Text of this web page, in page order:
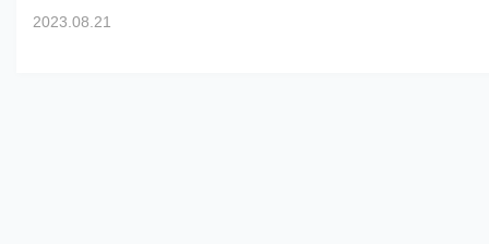
2023.08.21